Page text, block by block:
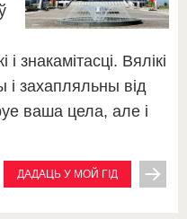
знакамітасці. Вялікі
і захапляльны від
ваша цела, але і
ДАДАЦЬ У МОЙ ГІД